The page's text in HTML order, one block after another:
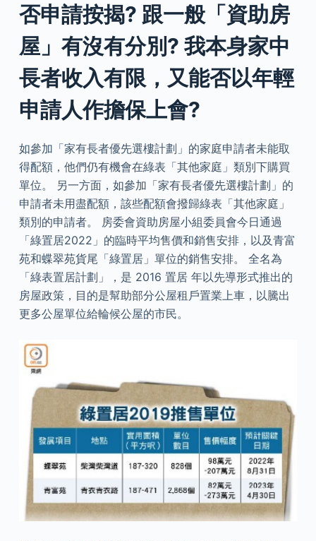
否申請按揭? 跟一般「資助房
屋」有沒有分別? 我本身家中
長者收入有限，又能否以年輕
申請人作擔保上會?
如參加「家有長者優先選樓計劃」的家庭申請者未能取
得配額，他們仍有機會在綠表「其他家庭」類別下購買
單位。 另一方面，如參加「家有長者優先選樓計劃」的
申請者未用盡配額，該些配額會撥歸綠表「其他家庭」
類別的申請者。 房委會資助房屋小組委員會今日通過
「綠置居2022」的臨時平均售價和銷售安排，以及青富
苑和蝶翠苑貨尾「綠置居」單位的銷售安排。 全名為
「綠表置居計劃」，是 2016 置居 年以先導形式推出的
房屋政策，目的是幫助部分公屋租戶置業上車，以騰出
更多公屋單位給輪候公屋的市民。